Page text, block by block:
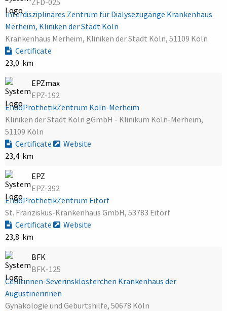
Interdisziplinäres Zentrum für Dialysezugänge Krankenhaus
Merheim, Kliniken der Stadt Köln
Krankenhaus Merheim, Kliniken der Stadt Köln, 51109 Köln
Certificate
23,0 km
EPZmax
EPZ-192
EndoProthetikZentrum Köln-Merheim
Kliniken der Stadt Köln gGmbH - Klinikum Köln-Merheim,
51109 Köln
Certificate
Website
23,4 km
EPZ
EPZ-392
EndoProthetikZentrum Eitorf
St. Franziskus-Krankenhaus GmbH, 53783 Eitorf
Certificate
Website
23,8 km
BFK
BFK-125
Cellitinnen-Severinsklösterchen Krankenhaus der
Augustinerinnen
Gynäkologie und Geburtshilfe, 50678 Köln